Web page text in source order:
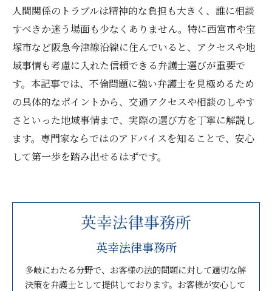
人間関係のトラブルは精神的な負担も大きく、誰に相談
すべきか迷う場面も少なくありません。特に西宮市や宝
塚市など阪急今津線沿線に住んでいると、アクセスや地
域事情も考慮に入れた信頼できる弁護士選びが重要で
す。本記事では、不倫問題に強い弁護士を見極めるため
の具体的なポイントから、交通アクセスや相談のしやす
さといった地域事情まで、実際の選び方を丁寧に解説し
ます。専門家ならではのアドバイスを知ることで、安心
して第一歩を踏み出せるはずです。
英幸法律事務所
多岐にわたる分野で、お客様の法的問題に対して適切な解
決策を弁護士として提供しております。お客様が安心して